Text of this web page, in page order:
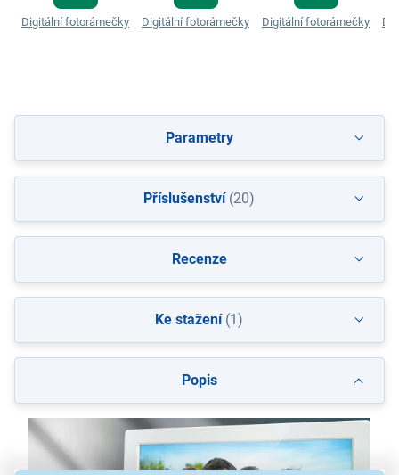
Digitální fotorámečky Digitální fotorámečky Digitální fotorámečky
Popis
Parametry
Příslušenství(20)
Recenze
Ke stažení(1)